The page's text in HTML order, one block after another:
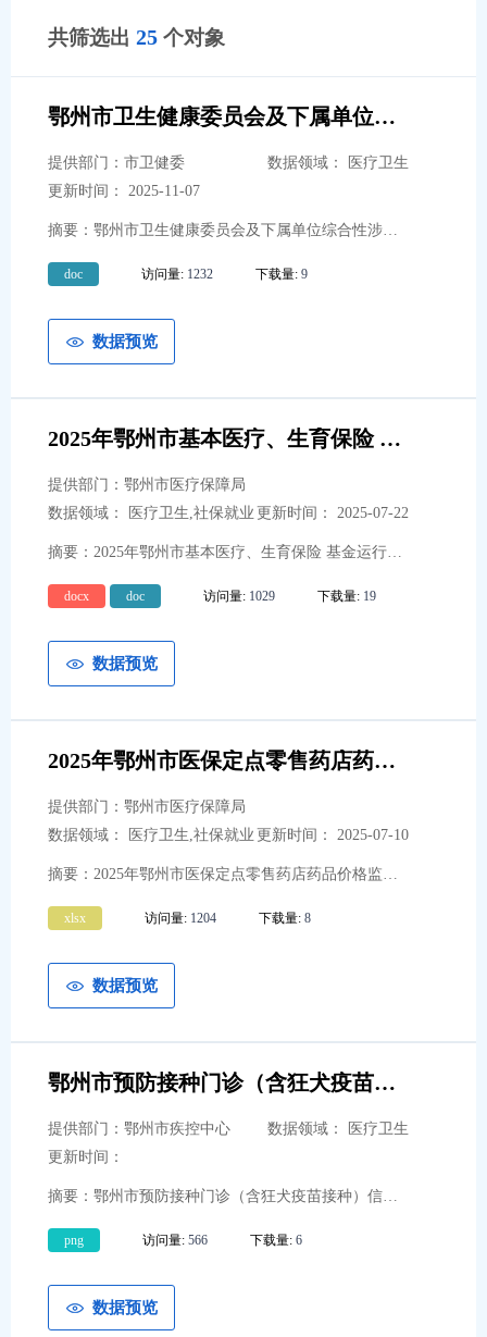
市退役军人事务局
市卫健委
市农业农村局
市审计局
市教育局
市商务局
市医疗保障局
市财政局
市城市管理执法委员会
市招商服务中心
共筛选出 25 个对象
鄂州市卫生健康委员会及下属单位综合性涉企收费目录清单
提供部门：市卫健委
数据领域： 医疗卫生
更新时间： 2025-11-07
摘要：鄂州市卫生健康委员会及下属单位综合性涉企收费目录清单
doc 访问量: 1232 下载量: 9
数据预览
2025年鄂州市基本医疗、生育保险 基金运行情况分析
提供部门：鄂州市医疗保障局
数据领域： 医疗卫生,社保就业 更新时间： 2025-07-22
摘要：2025年鄂州市基本医疗、生育保险 基金运行情况分析
docx doc 访问量: 1029 下载量: 19
数据预览
2025年鄂州市医保定点零售药店药品价格监测情况
提供部门：鄂州市医疗保障局
数据领域： 医疗卫生,社保就业 更新时间： 2025-07-10
摘要：2025年鄂州市医保定点零售药店药品价格监测情况
xlsx 访问量: 1204 下载量: 8
数据预览
鄂州市预防接种门诊（含狂犬疫苗接种）信息（2025年7月更新数据）
提供部门：鄂州市疾控中心
数据领域： 医疗卫生
更新时间：
摘要：鄂州市预防接种门诊（含狂犬疫苗接种）信息（2025年7月更新数据）
png 访问量: 566 下载量: 6
数据预览